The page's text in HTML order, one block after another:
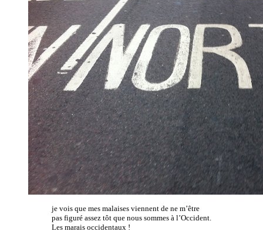
je vois que mes malaises viennent de ne m’être
pas figuré assez tôt que nous sommes à l’Occident.
Les marais occidentaux !